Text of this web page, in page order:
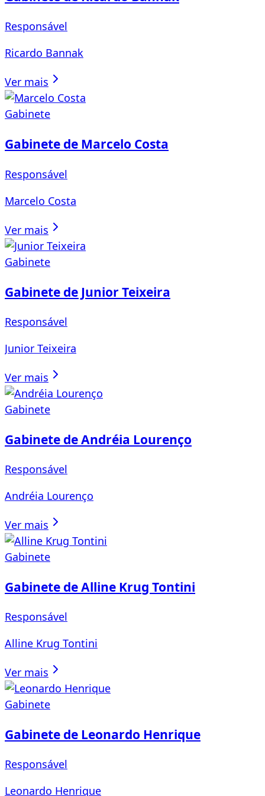
Responsável
Ricardo Bannak
Ver mais
Gabinete
Gabinete de Marcelo Costa
Responsável
Marcelo Costa
Ver mais
Gabinete
Gabinete de Junior Teixeira
Responsável
Junior Teixeira
Ver mais
Gabinete
Gabinete de Andréia Lourenço
Responsável
Andréia Lourenço
Ver mais
Gabinete
Gabinete de Alline Krug Tontini
Responsável
Alline Krug Tontini
Ver mais
Gabinete
Gabinete de Leonardo Henrique
Responsável
Leonardo Henrique